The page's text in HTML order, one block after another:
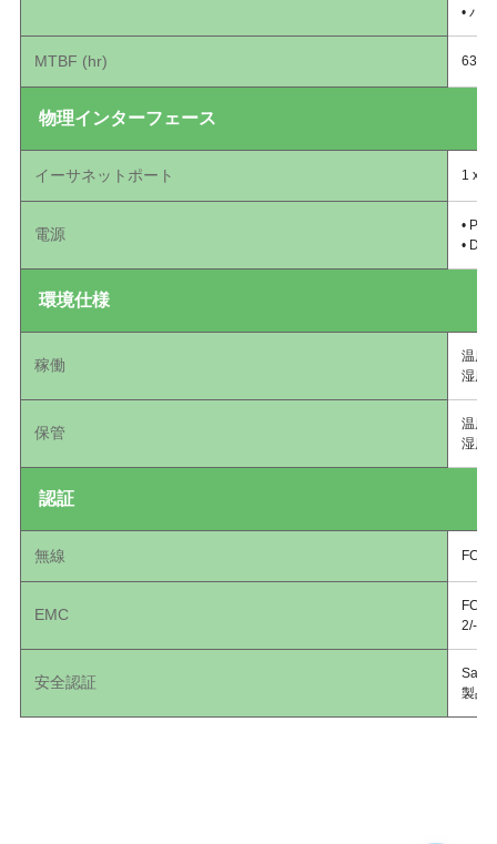
• パ
MTBF (hr)
物理インターフェース
イーサネットポート 1 x
電源
•
• DC
環境仕様
稼働
温度
湿度
保管
温度
湿度
認証
無線 FCC
EMC
FCC
2/-
安全認証
製品